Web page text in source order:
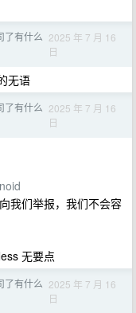
了有什么 2025 年 7 月 16
日
无语
了有什么 2025 年 7 月 16
日
我们举报，我们不会容
无要点
了有什么 2025 年 7 月 16
日